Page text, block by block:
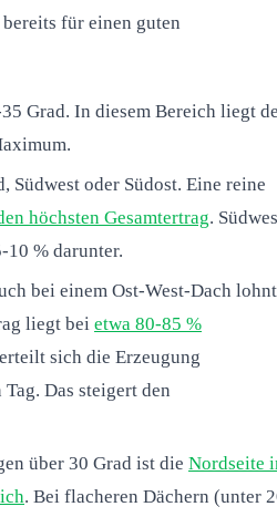
für einen guten
Grad. In diesem Bereich liegt
Südwest oder Südost. Eine reine
höchsten Gesamtertrag.
10 % darunter.
bei einem Ost-West-Dach lohnt
liegt bei etwa 80-85 %
sich die Erzeugung
Das steigert den
über 30 Grad ist die Nordseite
. Bei flacheren Dächern (unter